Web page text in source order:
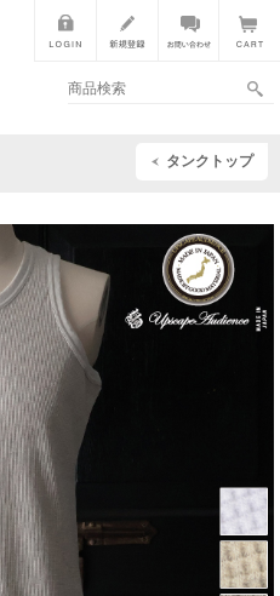
タンクトップ